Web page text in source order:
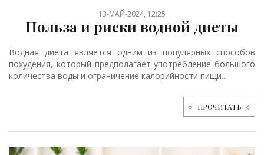
13-МАЙ-2024, 12:25
Польза и риски водной диеты
Водная диета является одним из популярных способов
похудения, который предполагает употребление большого
количества воды и ограничение калорийности пищи...
ПРОЧИТАТЬ